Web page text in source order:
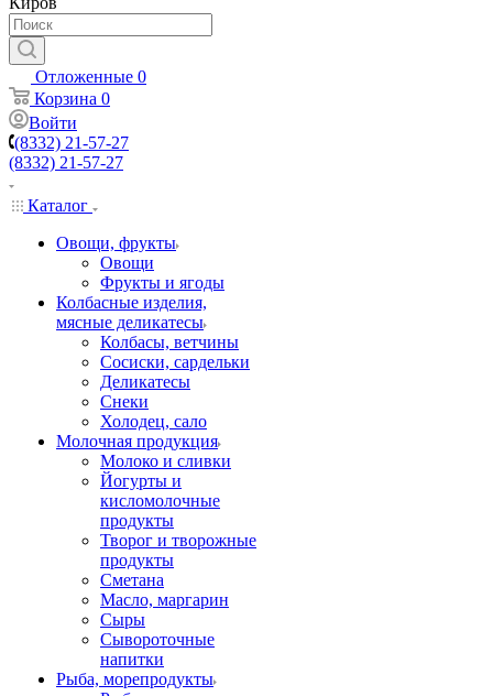
Отложенные 0
Корзина 0
Войти
(8332) 21-57-27
(8332) 21-57-27
Каталог
Овощи, фрукты
Овощи
Фрукты и ягоды
Колбасные изделия,
мясные деликатесы
Колбасы, ветчины
Сосиски, сардельки
Деликатесы
Снеки
Холодец, сало
Молочная продукция
Молоко и сливки
Йогурты и
кисломолочные
продукты
Творог и творожные
продукты
Сметана
Масло, маргарин
Сыры
Сывороточные
напитки
Рыба, морепродукты